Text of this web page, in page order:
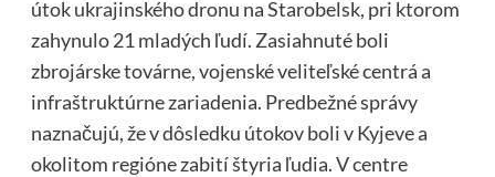
útok ukrajinského dronu na Starobelsk, pri ktorom
zahynulo 21 mladých ľudí. Zasiahnuté boli
zbrojárske továrne, vojenské veliteľské centrá a
infraštruktúrne zariadenia. Predbežné správy
naznačujú, že v dôsledku útokov boli v Kyjeve a
okolitom regióne zabití štyria ľudia. V centre